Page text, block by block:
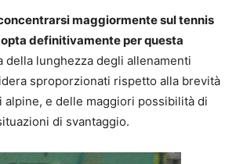
maggiormente sul tennis
opta definitivamente per questa
della lunghezza degli allenamenti
sproporzionati rispetto alla brevità
e delle maggiori possibilità di
di svantaggio.